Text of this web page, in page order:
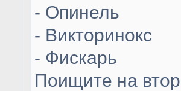
- Опинель
- Викторинокс
- Фискарь
Поищите на